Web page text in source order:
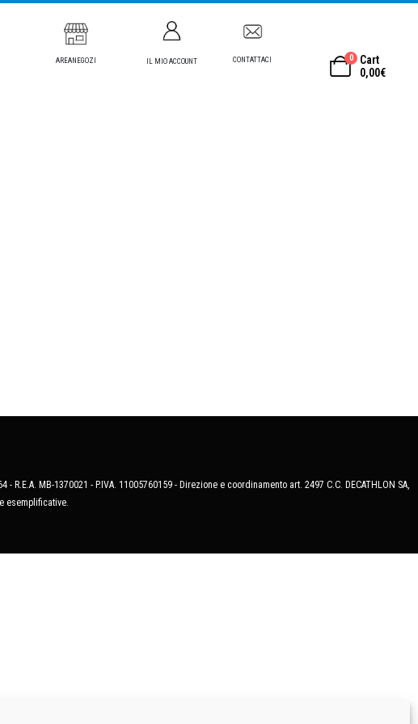
AREANEGOZI IL MIO ACCOUNT CONTATTACI 0
Cart
0,00€
MB-1370021 - P.IVA. 11005760159 - Direzione e coordinamento art. 2497 C.C. DECATHLON SA,
esemplificative.